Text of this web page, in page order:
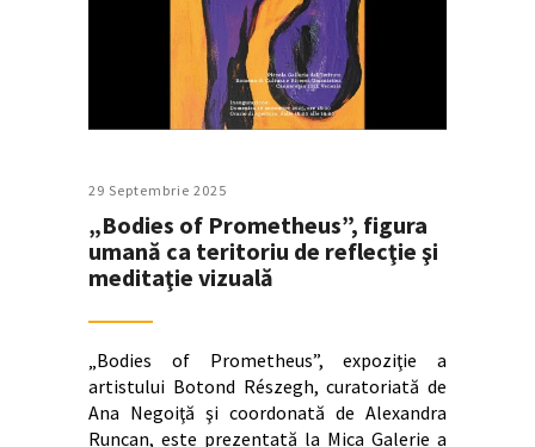
29 Septembrie 2025
„Bodies of Prometheus”, figura
umană ca teritoriu de reflecţie şi
meditaţie vizuală
„Bodies of Prometheus”, expoziţie a
artistului Botond Részegh, curatoriată de
Ana Negoiţă şi coordonată de Alexandra
Runcan, este prezentată la Mica Galerie a